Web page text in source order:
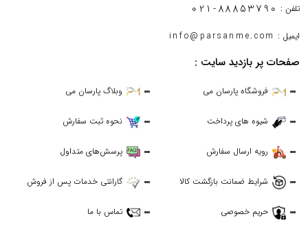
تلفن : 021-88853790
ایمیل : info@parsanme.com
صفحات پر بازدید سایت :
فروشگاه پارسان می وبلاگ پارسان می
شیوه های پرداخت نحوه ثبت سفارش
رویه ارسال سفارش پرسش‌های متداول
شرایط ضمانت بازگشت کالا گارانتی خدمات پس از فروش
حریم خصوصی تماس با ما